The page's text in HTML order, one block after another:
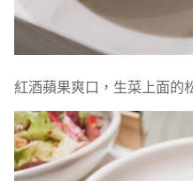
紅酒蘋果爽口，生菜上面的